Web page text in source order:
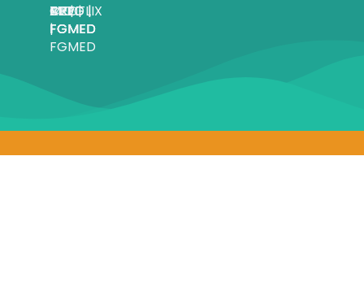
APP |
FGMED
MEDFLIX
|
FGMED
CRED |
FGMED
BLOG |
FGMED
TV |
FGMED